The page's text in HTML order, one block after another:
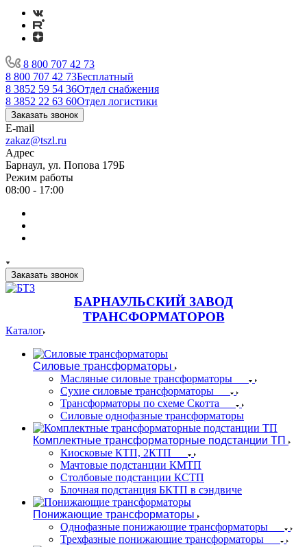
8 800 707 42 73
8 800 707 42 73Бесплатный
8 3852 59 54 36Отдел снабжения
8 3852 22 63 60Отдел логистики
Заказать звонок
E-mail
zakaz@tszl.ru
Адрес
Барнаул, ул. Попова 179Б
Режим работы
08:00 - 17:00
Заказать звонок
БАРНАУЛЬСКИЙ ЗАВОД
ТРАНСФОРМАТОРОВ
Каталог
Силовые трансформаторы
Масляные силовые трансформаторы
Сухие силовые трансформаторы
Трансформаторы по схеме Скотта
Силовые однофазные трансформаторы
Комплектные трансформаторные подстанции ТП
Киосковые КТП, 2КТП
Мачтовые подстанции КМТП
Столбовые подстанции КСТП
Блочная подстанция БКТП в сэндвиче
Понижающие трансформаторы
Однофазные понижающие трансформаторы
Трехфазные понижающие трансформаторы